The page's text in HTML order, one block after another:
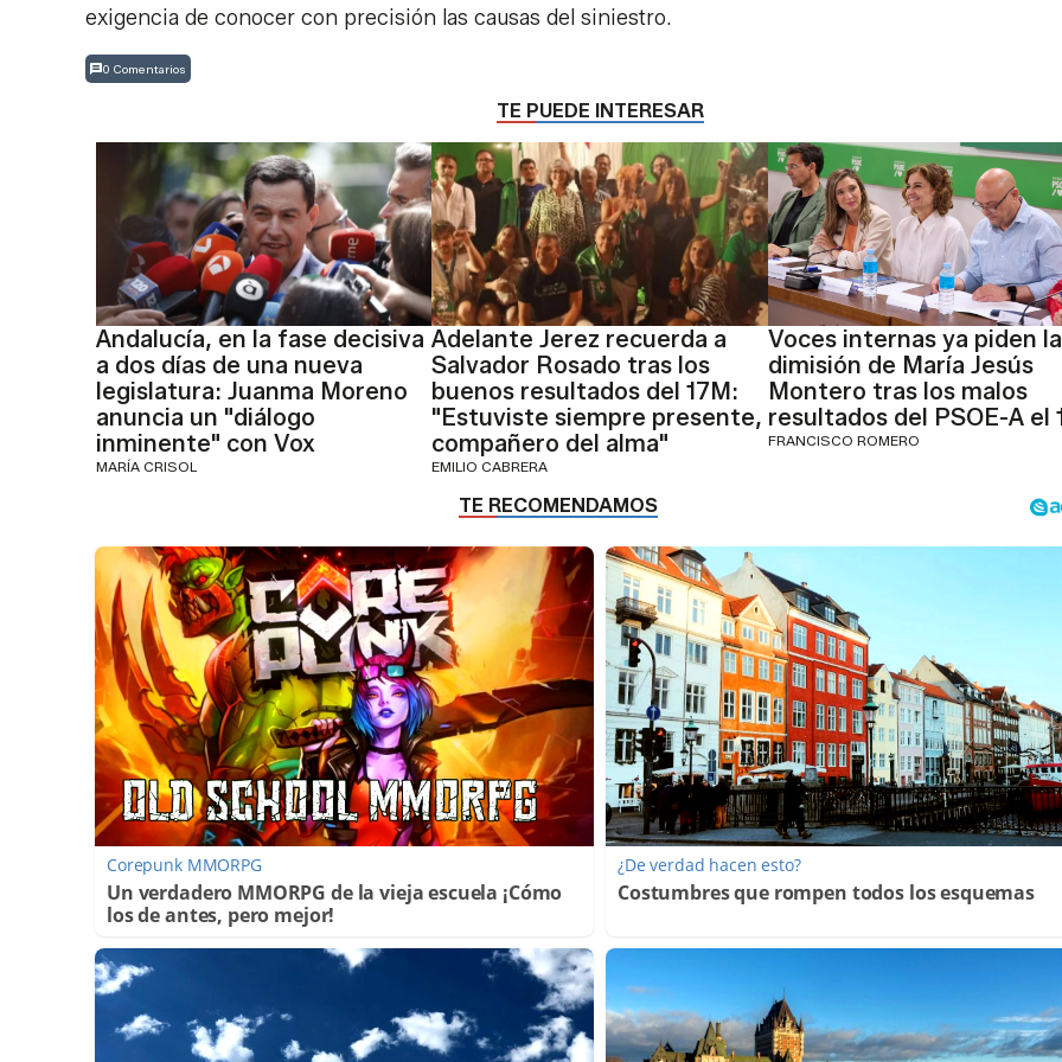
exigencia de conocer con precisión las causas del siniestro.
0 Comentarios
TE PUEDE INTERESAR
Andalucía, en la fase decisiva
a dos días de una nueva
legislatura: Juanma Moreno
anuncia un "diálogo
inminente" con Vox
MARÍA CRISOL
Adelante Jerez recuerda a
Salvador Rosado tras los
buenos resultados del 17M:
"Estuviste siempre presente,
compañero del alma"
EMILIO CABRERA
Voces internas ya piden la
dimisión de María Jesús
Montero tras los malos
resultados del PSOE-A el
FRANCISCO ROMERO
Corepunk MMORPG
Un verdadero MMORPG de la vieja escuela ¡Cómo
los de antes, pero mejor!
¿De verdad hacen esto?
Costumbres que rompen todos los esquemas